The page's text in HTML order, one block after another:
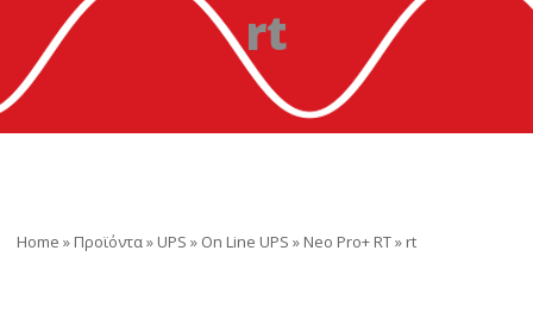
rt
Home » Προϊόντα» UPS » On Line UPS » Neo Pro+ RT» rt